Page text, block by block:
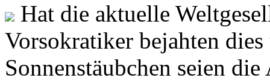
Hat die aktuelle
Vorsokratiker bejahten
Sonnenstäubchen seien